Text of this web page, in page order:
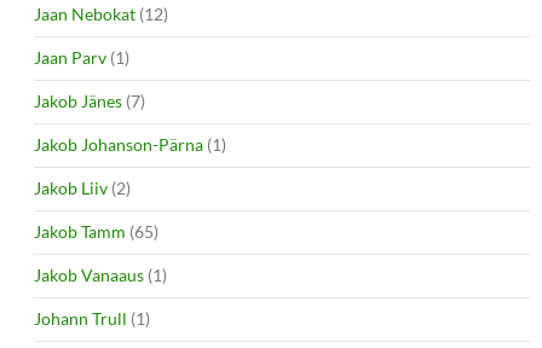
Jaan Nebokat (12)
Jaan Parv (1)
Jakob Jänes (7)
Jakob Johanson-Pärna (1)
Jakob Liiv (2)
Jakob Tamm (65)
Jakob Vanaaus (1)
Johann Trull (1)